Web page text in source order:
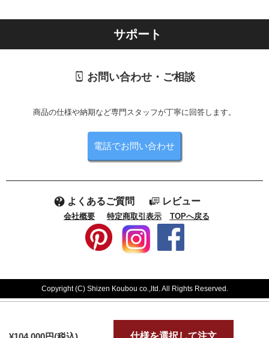
仕様を選択して注文
サポート
お問い合わせ・ご相談
商品の仕様や納期など専門スタッフが丁寧に回答します。
電話でお問い合わせ
よくあるご質問 レビュー
会社概要 特定商取引表示 TOPへ戻る
Copyright (C) Shizen Koubou co.,ltd. All Rights Reserved.